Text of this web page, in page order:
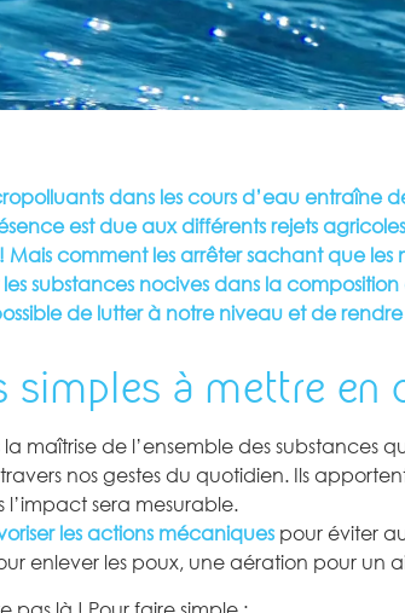
dans les cours d’eau entraîne
est due aux différents rejets
Mais comment les arrêter sachant que
substances nocives dans la
de lutter à notre niveau et de
simples à mettre en
la maîtrise de l’ensemble des
nos gestes du quotidien. Ils
l’impact sera mesurable.
les actions mécaniques pour éviter
enlever les poux, une aération pour un